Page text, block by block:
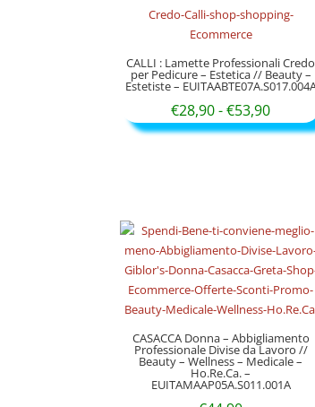
€24,50
€144,90
CALLI : Lamette Professionali Credo
per Pedicure – Estetica // Beauty –
Estetiste –
€28,90-€53,90Fascia
di
a
€53,90
CASACCA Donna – Abbigliamento
Professionale Divise da Lavoro //
Beauty – Wellness – Medicale –
Ho.Re.Ca. –
EUITAMAAP05A.S011.001A